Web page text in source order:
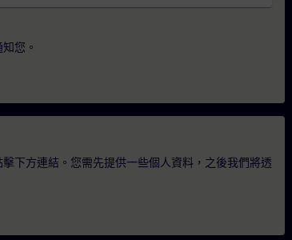
您。
下方連結。您需先提供一些個人資料，之後我們將透